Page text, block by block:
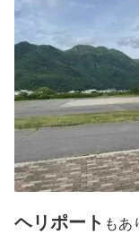
ヘリポート もあ